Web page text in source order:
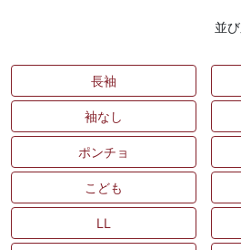
並
長袖
袖なし
ポンチョ
こども
LL